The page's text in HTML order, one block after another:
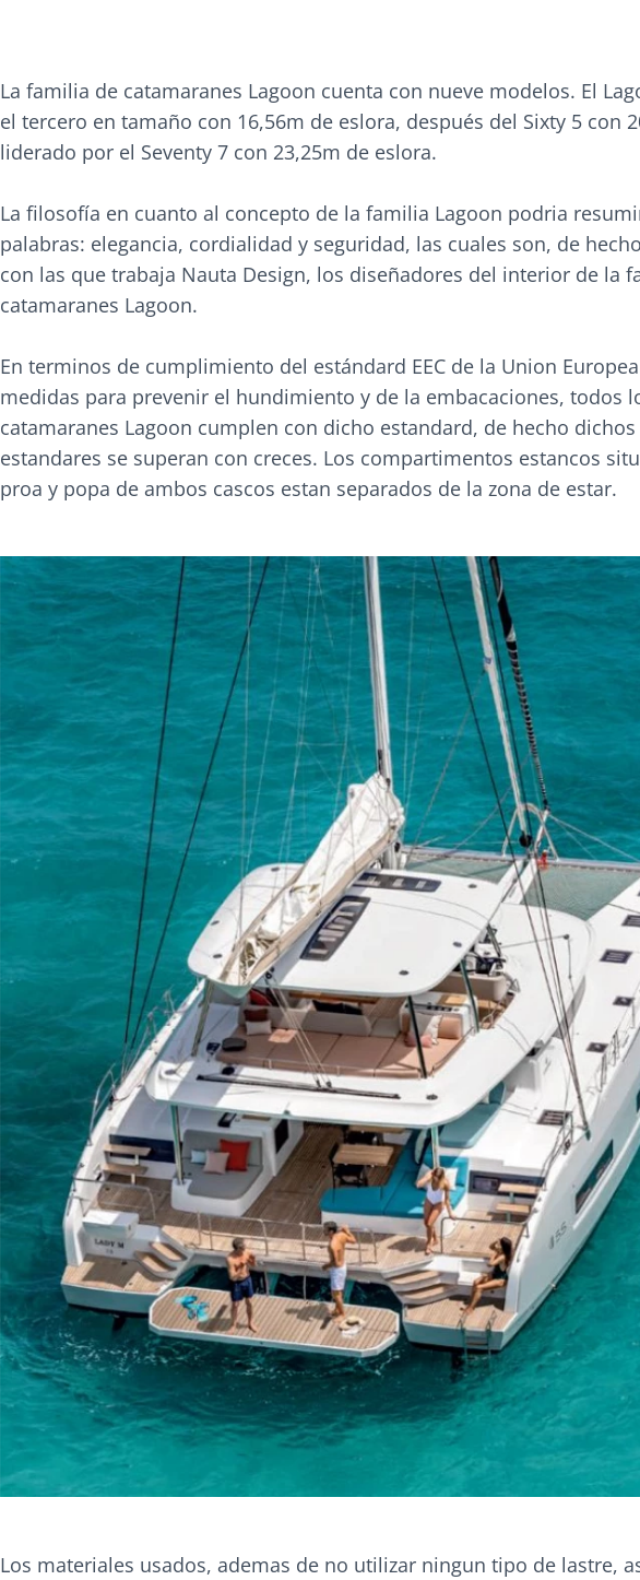
La familia de catamaranes Lagoon cuenta con nueve modelos. El
el tercero en tamaño con 16,56m de eslora, después del Sixty 5 con
liderado por el Seventy 7 con 23,25m de eslora.
La filosofía en cuanto al concepto de la familia Lagoon podria
palabras: elegancia, cordialidad y seguridad, las cuales son, de
con las que trabaja Nauta Design, los diseñadores del interior de la
catamaranes Lagoon.
En terminos de cumplimiento del estándard EEC de la Union
medidas para prevenir el hundimiento y de la embacaciones, todos
catamaranes Lagoon cumplen con dicho estandard, de hecho dichos
estandares se superan con creces. Los compartimentos estancos
proa y popa de ambos cascos estan separados de la zona de estar.
Los materiales usados, ademas de no utilizar ningun tipo de lastre,